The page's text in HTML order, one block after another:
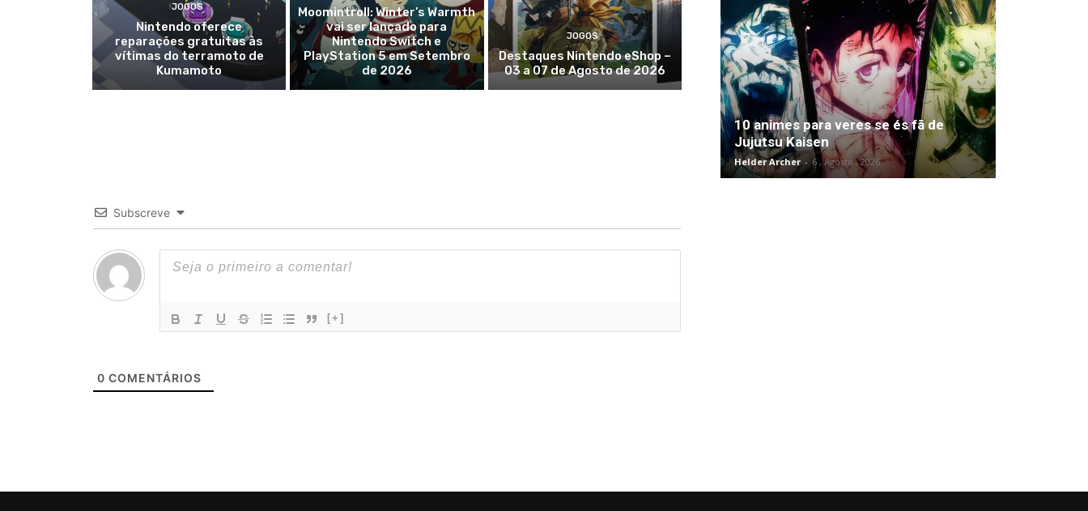
JOGOS
Nintendo oferece
reparações gratuitas às
vítimas do terramoto de
Kumamoto
Moomintroll: Winter’s Warmth
vai ser lançado para
Nintendo Switch e
PlayStation 5 em Setembro
de 2026
JOGOS
Destaques Nintendo eShop –
03 a 07 de Agosto de 2026
Subscreve
[+]
0 COMENTÁRIOS
10 animes para veres se és fã de
Jujutsu Kaisen
Helder Archer - 6 , Agosto , 2026